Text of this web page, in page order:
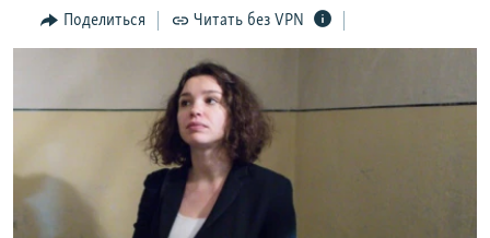
ВернутсяИНТЕРАКТИВ
ТЕЛЕПРОЕКТ КРЫМ.РЕАЛИИ
СОВЕТЫ ПРАВОЗАЩИТНИКОВ
ПРОПАВШИЕ БЕЗ ВЕСТИ
ПОБЕДИТЕЛЕЙ НЕ СУДЯТ?
РАДІО СВОБОДА
КАК ОБОЙТИ БЛОКИРОВКУ
ПРИСОЕДИНЯЙТЕСЬ!
Поделиться Читать без VPN